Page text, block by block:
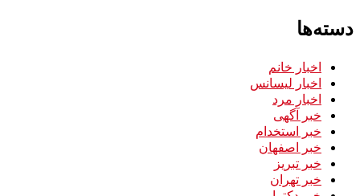
دسته‌ها
اخبار خانم
اخبار لیسانس
اخبار مرد
خبر آگهی
خبر استخدام
خبر اصفهان
خبر تبریز
خبر تهران